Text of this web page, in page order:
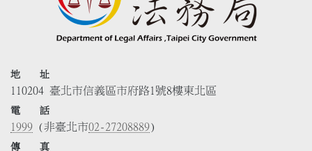
地 址
110204 臺北市信義區市府路1號8樓東北區
電 話
1999 (非臺北市02-27208889)
傳 真